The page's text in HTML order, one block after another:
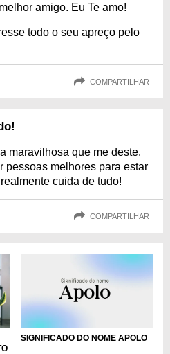
amigo. Eu Te amo!
todo o seu apreço pelo
COMPARTILHAR
maravilhosa que me deste.
pessoas melhores para estar
cuida de tudo!
COMPARTILHAR
SIGNIFICADO DO NOME APOLO